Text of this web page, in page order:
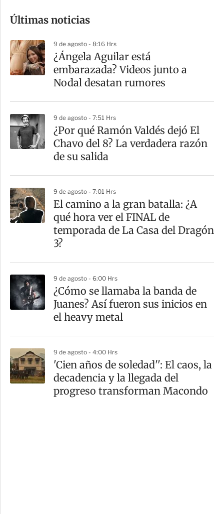
m
a
r
t
Últimas noticias
9 de agosto - 8:16 Hrs
¿Ángela Aguilar está
embarazada? Videos junto a
Nodal desatan rumores
9 de agosto - 7:51 Hrs
¿Por qué Ramón Valdés dejó El
Chavo del 8? La verdadera razón
de su salida
9 de agosto - 7:01 Hrs
El camino a la gran batalla: ¿A
qué hora ver el FINAL de
temporada de La Casa del Dragón
3?
9 de agosto - 6:00 Hrs
¿Cómo se llamaba la banda de
Juanes? Así fueron sus inicios en
el heavy metal
9 de agosto - 4:00 Hrs
'Cien años de soledad'': El caos, la
decadencia y la llegada del
progreso transforman Macondo